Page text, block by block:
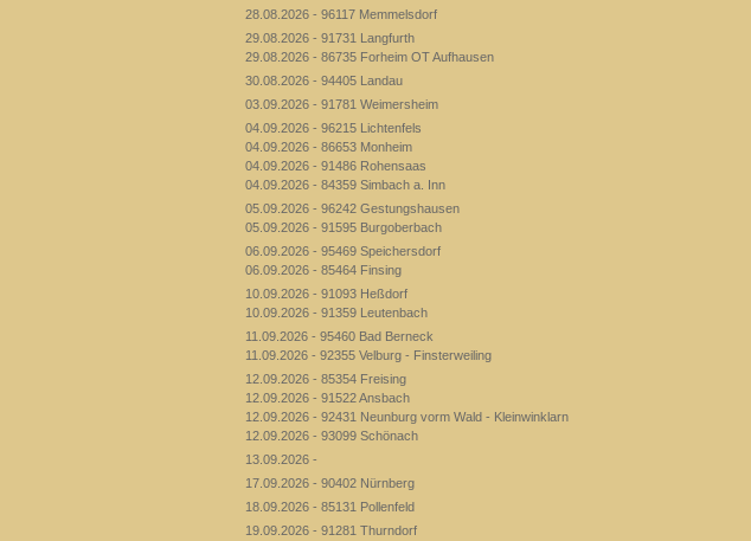
28.08.2026 - 96117 Memmelsdorf
29.08.2026 - 91731 Langfurth
29.08.2026 - 86735 Forheim OT Aufhausen
30.08.2026 - 94405 Landau
03.09.2026 - 91781 Weimersheim
04.09.2026 - 96215 Lichtenfels
04.09.2026 - 86653 Monheim
04.09.2026 - 91486 Rohensaas
04.09.2026 - 84359 Simbach a. Inn
05.09.2026 - 96242 Gestungshausen
05.09.2026 - 91595 Burgoberbach
06.09.2026 - 95469 Speichersdorf
06.09.2026 - 85464 Finsing
10.09.2026 - 91093 Heßdorf
10.09.2026 - 91359 Leutenbach
11.09.2026 - 95460 Bad Berneck
11.09.2026 - 92355 Velburg - Finsterweiling
12.09.2026 - 85354 Freising
12.09.2026 - 91522 Ansbach
12.09.2026 - 92431 Neunburg vorm Wald - Kleinwinklarn
12.09.2026 - 93099 Schönach
13.09.2026 -
17.09.2026 - 90402 Nürnberg
18.09.2026 - 85131 Pollenfeld
19.09.2026 - 91281 Thurndorf